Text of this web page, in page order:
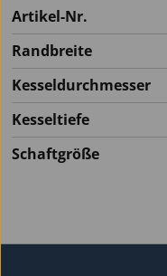
Artikel-Nr.
Randbreite
Kesseldurchmesser
Kesseltiefe
Schaftgröße